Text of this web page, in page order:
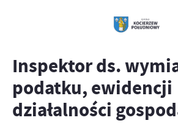
Inspektor ds.
podatku, ewidencji
działalności